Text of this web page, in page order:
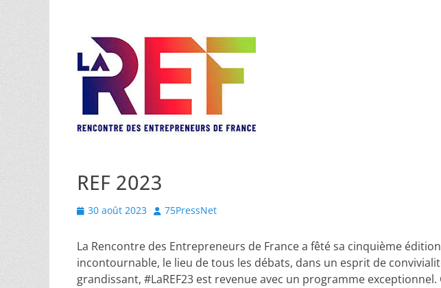
REF 2023
Posted
30 août 2023 Author
75PressNet
La Rencontre des Entrepreneurs de France a fêté sa cinquième
incontournable, le lieu de tous les débats, dans un esprit de
grandissant, #LaREF23 est revenue avec un programme